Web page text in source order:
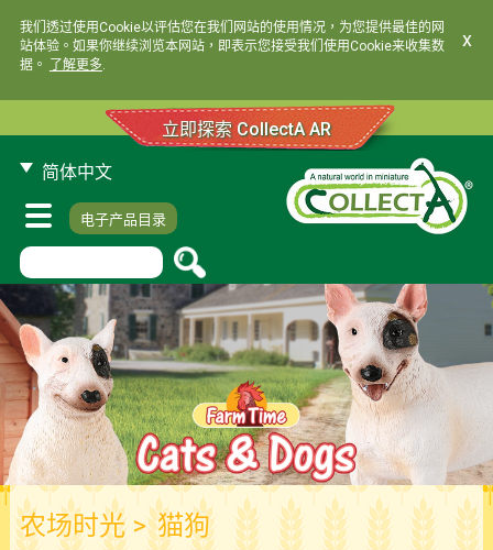
我们透过使用Cookie以评估您在我们网站的使用情况，为您提供最佳的网
站体验。如果你继续浏览本网站，即表示您接受我们使用Cookie来收集数
据。
了解更多.
x
立即探索 CollectA AR
简体中文
电子产品目录
农场时光>猫狗